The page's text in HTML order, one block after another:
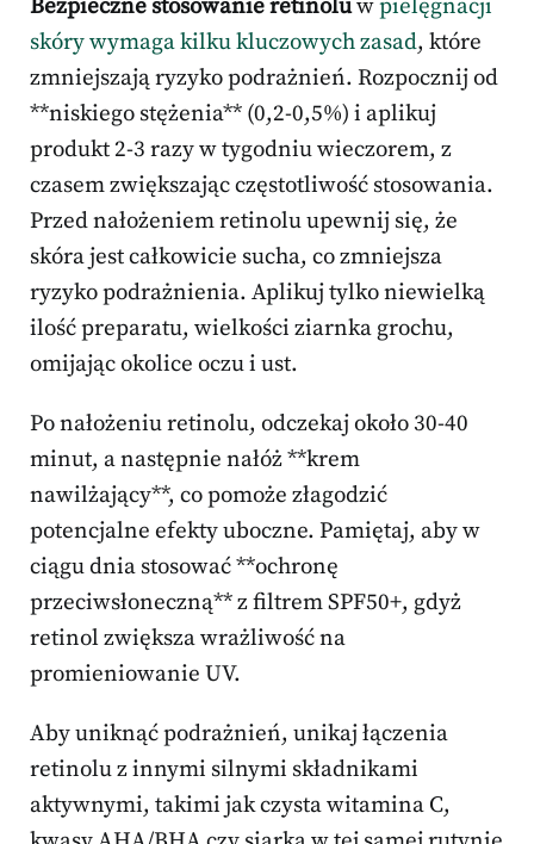
Bezpieczne stosowanie retinoluwpielęgnacji
skóry wymaga kilku kluczowych zasad, które
zmniejszają ryzyko podrażnień. Rozpocznij od
**niskiego stężenia** (0,2-0,5%) i aplikuj
produkt 2-3 razy w tygodniu wieczorem, z
czasem zwiększając częstotliwość stosowania.
Przed nałożeniem retinolu upewnij się, że
skóra jest całkowicie sucha, co zmniejsza
ryzyko podrażnienia. Aplikuj tylko niewielką
ilość preparatu, wielkości ziarnka grochu,
omijając okolice oczu i ust.
Po nałożeniu retinolu, odczekaj około 30-40
minut, a następnie nałóż **krem
nawilżający**, co pomoże złagodzić
potencjalne efekty uboczne. Pamiętaj, aby w
ciągu dnia stosować **ochronę
przeciwsłoneczną** z filtrem SPF50+, gdyż
retinol zwiększa wrażliwość na
promieniowanie UV.
Aby uniknąć podrażnień, unikaj łączenia
retinolu z innymi silnymi składnikami
aktywnymi, takimi jak czysta witamina C,